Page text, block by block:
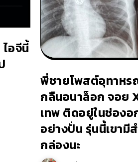
อจีนี้
พี่ชายโพสต์อุทาห
กลืนอนาล็อก จอย
เทพ ติดอยู่ในช่อง
อย่างปั่น รุ่นนี้เขามี
กล่องนะ